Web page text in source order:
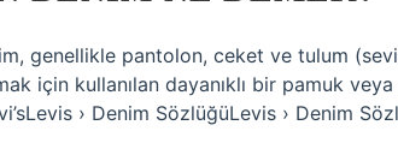
genellikle pantolon, ceket ve tulum
için kullanılan dayanıklı bir pamuk veya
› Denim SözlüğüLevis › Denim